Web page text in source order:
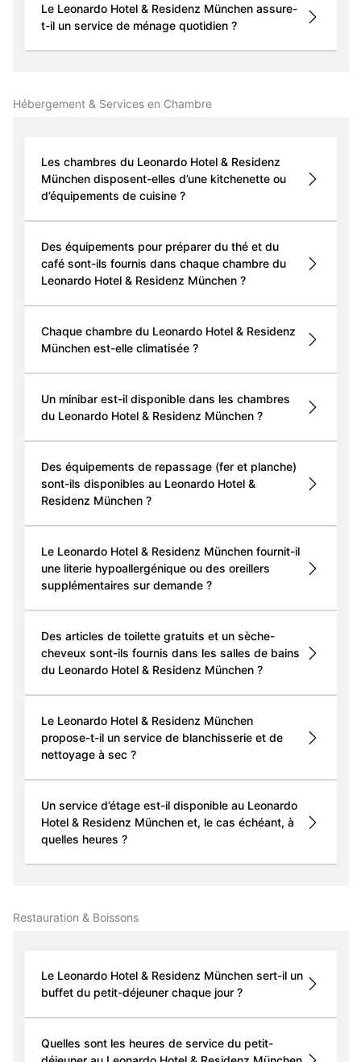
Le Leonardo Hotel & Residenz München assure-
t-il un service de ménage quotidien ?
Hébergement & Services en Chambre
Les chambres du Leonardo Hotel & Residenz
München disposent-elles d’une kitchenette ou
d’équipements de cuisine ?
Des équipements pour préparer du thé et du
café sont-ils fournis dans chaque chambre du
Leonardo Hotel & Residenz München ?
Chaque chambre du Leonardo Hotel & Residenz
München est-elle climatisée ?
Un minibar est-il disponible dans les chambres
du Leonardo Hotel & Residenz München ?
Des équipements de repassage (fer et planche)
sont-ils disponibles au Leonardo Hotel &
Residenz München ?
Le Leonardo Hotel & Residenz München fournit-il
une literie hypoallergénique ou des oreillers
supplémentaires sur demande ?
Des articles de toilette gratuits et un sèche-
cheveux sont-ils fournis dans les salles de bains
du Leonardo Hotel & Residenz München ?
Le Leonardo Hotel & Residenz München
propose-t-il un service de blanchisserie et de
nettoyage à sec ?
Un service d’étage est-il disponible au Leonardo
Hotel & Residenz München et, le cas échéant, à
quelles heures ?
Restauration & Boissons
Le Leonardo Hotel & Residenz München sert-il un
buffet du petit-déjeuner chaque jour ?
Quelles sont les heures de service du petit-